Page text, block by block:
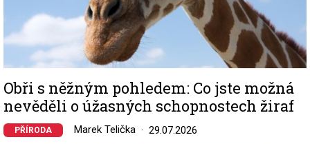
Obři s něžným pohledem: Co jste možná
nevěděli o úžasných schopnostech žiraf
PŘÍRODA Marek Telička 29.07.2026